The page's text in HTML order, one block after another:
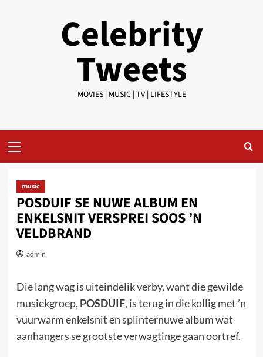
Celebrity
Tweets
MOVIES | MUSIC | TV | LIFESTYLE
Menu
music
POSDUIF SE NUWE ALBUM EN
ENKELSNIT VERSPREI SOOS ’N
VELDBRAND
admin
Die lang wag is uiteindelik verby, want die gewilde
musiekgroep, POSDUIF, is terug in die kollig met ’n
vuurwarm enkelsnit en splinternuwe album wat
aanhangers se grootste verwagtinge gaan oortref.